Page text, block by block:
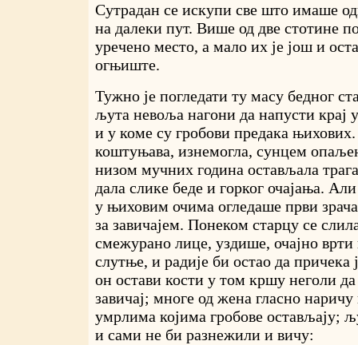
Сутрадан се искупи све што имаше
на далеки пут. Више од две стотине
уречено место, а мало их је још и
огњиште.
Тужно је погледати ту масу бедног
љута невоља нагони да напусти крај
и у коме су гробови предака
коштуњава, изнемогла, сунцем
низом мучних година остављала
дала слике беде и горког очајања.
у њиховим очима огледаше први
за завичајем. Понеком старцу се
смежурано лице, уздише, очајно врти
слутње, и радије би остао да причека
он остави кости у том кршу неголи
завичај; многе од жена гласно
умрлима којима гробове остављају;
и сами не би разнежили и вичу: